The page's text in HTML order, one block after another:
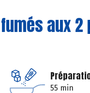
aux 2
55 min